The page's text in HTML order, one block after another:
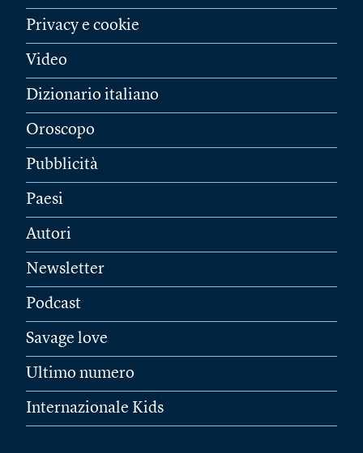
Privacy e cookie
Video
Dizionario italiano
Oroscopo
Pubblicità
Paesi
Autori
Newsletter
Podcast
Savage love
Ultimo numero
Internazionale Kids